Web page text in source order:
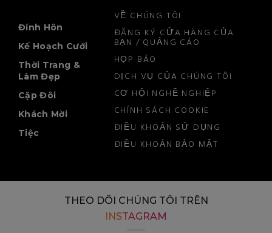
Đính Hôn
Kế Hoạch Cưới
Thời Trang &
Làm Đẹp
Cặp Đôi
Khách Mời
Tiệc
VỀ CHÚNG TÔI
ĐĂNG KÝ CỬA HÀNG CỦA
BẠN / QUẢNG CÁO
HỌP BÁO
DỊCH VỤ CỦA CHÚNG TÔI
CƠ HỘI NGHỀ NGHIỆP
CHÍNH SÁCH COOKIE
ĐIỀU KHOẢN SỬ DỤNG
ĐIỀU KHOẢN BẢO MẬT
THEO DÕI CHÚNG TÔI TRÊN
INSTAGRAM